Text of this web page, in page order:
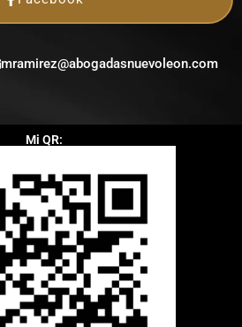
mramirez@abogadasnuevoleon.com
Mi QR: